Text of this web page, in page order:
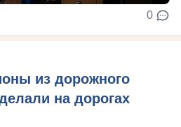
0
из дорожного
на дорогах